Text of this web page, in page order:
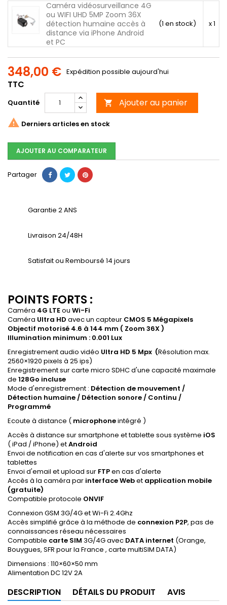
Caméra vidéosurveillance 4G
ou WIFI UHD 5MP Zoom 36X
détection humaine accès à
distance via iPhone Android
et PC
(1 en stock) x 1
348,00 €
TTC
Expédition possible aujourd'hui
Quantité  Ajouter au panier
 Derniers articles en stock
AJOUTER AU COMPARATEUR
Partager
Garantie 2 ANS
Livraison 24/48H
Satisfait ou Remboursé 14 jours
POINTS FORTS :
Caméra 4G LTEou Wi-Fi
Caméra Ultra HD avec un capteur CMOS 5 Mégapixels
Objectif motorisé 4.6 à 144 mm ( Zoom 36X )
Illumination minimum : 0.001 Lux
Enregistrement audio vidéo Ultra HD 5 Mpx (Résolution max.
2560×1920 pixels à 25 ips)
Enregistrement sur carte micro SDHC d'une capacité maximale
de 128Go incluse
Mode d'enregistrement : Détection de mouvement /
Détection humaine / Détection sonore / Continu /
Programmé
Ecoute à distance ( microphoneintégré )
Accès à distance sur smartphone et tablette sous système iOS
( iPad / iPhone) etAndroid
Envoi de notification en cas d'alerte sur vos smartphones et
tablettes
Envoi d'email et upload sur FTPen cas d'alerte
Accès à la caméra par interface Webet application mobile
(gratuite)
Compatible protocole ONVIF
Connexion GSM 3G/4G et Wi-Fi 2.4Ghz
Accès simplifié grâce à la méthode de connexion P2P, pas de
connaissances réseau nécessaires
Compatible carte SIM 3G/4G avec DATA internet (Orange,
Bouygues, SFR pour la France , carte multiSIM DATA)
Dimensions : 110×60×50 mm
Alimentation DC 12V 2A
DESCRIPTION DÉTAILS DU PRODUIT AVIS